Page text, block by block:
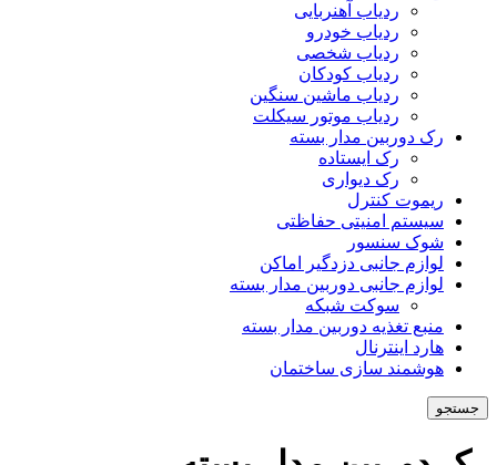
ردیاب آهنربایی
ردیاب خودرو
ردیاب شخصی
ردیاب کودکان
ردیاب ماشین سنگین
ردیاب موتور سیکلت
رک دوربین مدار بسته
رک ایستاده
رک دیواری
ریموت کنترل
سیستم امنیتی حفاظتی
شوک سنسور
لوازم جانبی دزدگیر اماکن
لوازم جانبی دوربین مدار بسته
سوکت شبکه
منبع تغذیه دوربین مدار بسته
هارد اینترنال
هوشمند سازی ساختمان
جستجو